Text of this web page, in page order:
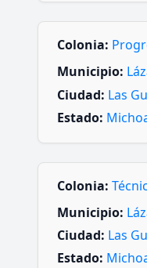
Colonia:
Municipio:
Ciudad: Las
Estado:
Colonia:
Municipio:
Ciudad: Las
Estado: